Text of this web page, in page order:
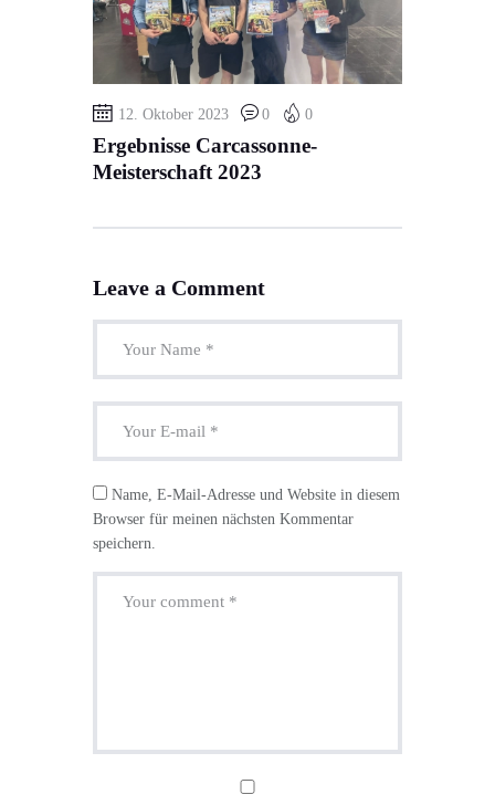
12. Oktober 2023 0 0
Ergebnisse Carcassonne-
Meisterschaft 2023
Leave a Comment
Name, E-Mail-Adresse und Website in diesem
Browser für meinen nächsten Kommentar
speichern.